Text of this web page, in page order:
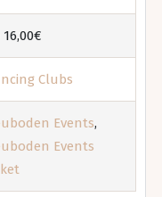
Clubs
Events,
Events